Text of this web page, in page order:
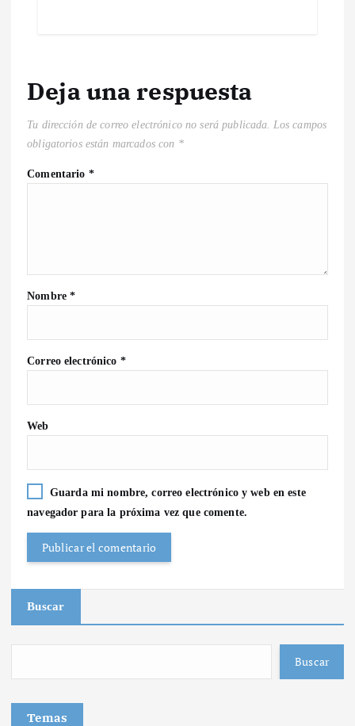
Deja una respuesta
Tu dirección de correo electrónico no será publicada. Los campos
obligatorios están marcados con *
Comentario *
Nombre*
Correo electrónico *
Web
Guarda mi nombre, correo electrónico y web en este
navegador para la próxima vez que comente.
Buscar
Buscar
Temas